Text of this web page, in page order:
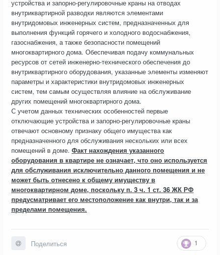
устройства и запорно-регулировочные краны на отводах
внутриквартирной разводки являются элементами
внутридомовых инженерных систем, предназначенных для
выполнения функций горячего и холодного водоснабжения,
газоснабжения, а также безопасности помещений
многоквартирного дома. Обеспечивая подачу коммунальных
ресурсов от сетей инженерно-технического обеспечения до
внутриквартирного оборудования, указанные элементы изменяют
параметры и характеристики внутридомовых инженерных
систем, тем самым осуществляя влияние на обслуживание
других помещений многоквартирного дома.
С учетом данных технических особенностей первые
отключающие устройства и запорно-регулировочные краны
отвечают основному признаку общего имущества как
предназначенного для обслуживания нескольких или всех
помещений в доме. Факт нахождения указанного
оборудования в квартире не означает, что оно используется
для обслуживания исключительно данного помещения и не
может быть отнесено к общему имуществу в
многоквартирном доме, поскольку п. 3 ч. 1 ст. 36 ЖК РФ
предусматривает его местоположение как внутри, так и за
пределами помещения.
1
Поделиться